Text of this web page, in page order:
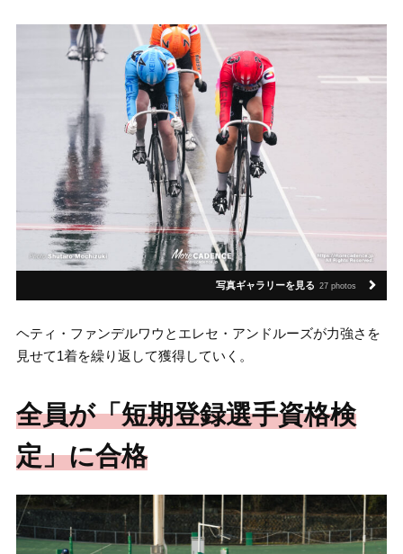
写真ギャラリーを見る 27 photos
ヘティ・ファンデルワウとエレセ・アンドルーズが力強さを
見せて1着を繰り返して獲得していく。
全員が「短期登録選手資格検
定」に合格